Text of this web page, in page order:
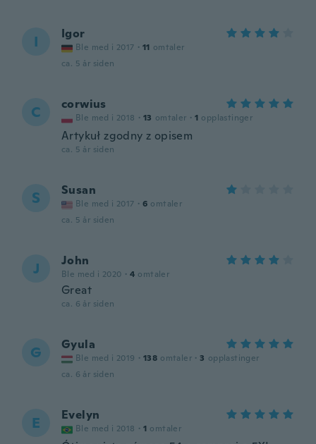
I Igor
Ble med i 2017 · 11 omtaler
ca. 5 år siden
C corwius
Ble med i 2018 · 13 omtaler · 1 opplastinger
Artykuł zgodny z opisem
ca. 5 år siden
S Susan
Ble med i 2017 · 6 omtaler
ca. 5 år siden
J John
Ble med i 2020 · 4 omtaler
Great
ca. 6 år siden
G Gyula
Ble med i 2019 · 138 omtaler · 3 opplastinger
ca. 6 år siden
E Evelyn
Ble med i 2018 · 1 omtaler